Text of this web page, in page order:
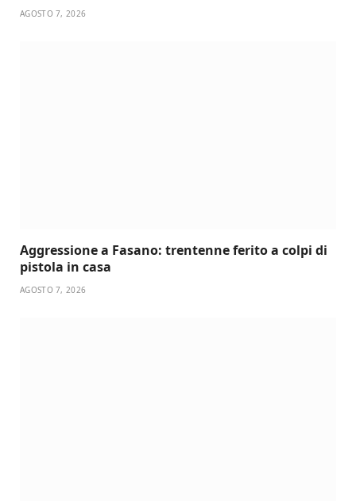
AGOSTO 7, 2026
Aggressione a Fasano: trentenne ferito a colpi di
pistola in casa
AGOSTO 7, 2026